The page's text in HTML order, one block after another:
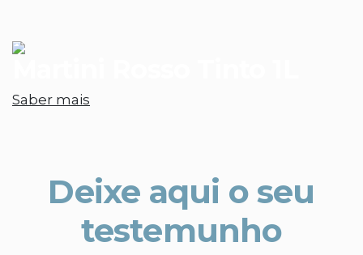
Saber mais
Deixe aqui o seu
testemunho